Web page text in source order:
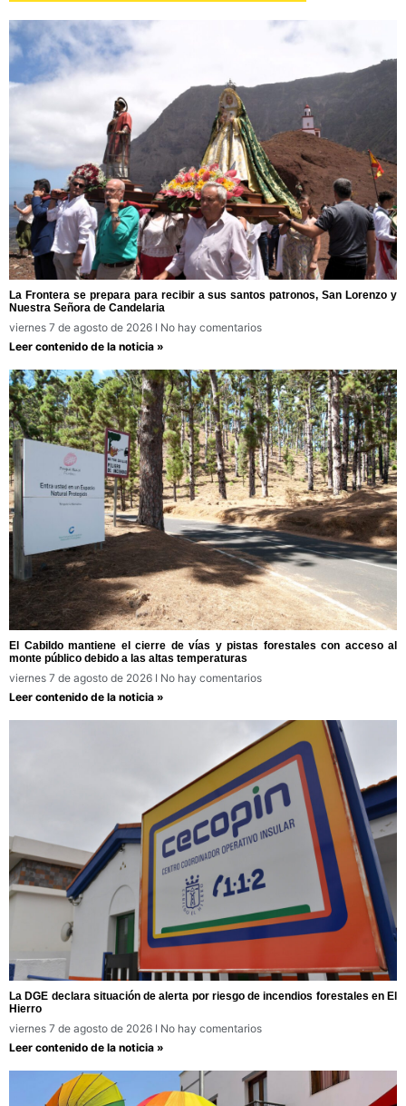
La Frontera se prepara para recibir a sus santos patronos, San Lorenzo y
Nuestra Señora de Candelaria
viernes 7 de agosto de 2026
No hay comentarios
Leer contenido de la noticia »
El Cabildo mantiene el cierre de vías y pistas forestales con acceso al
monte público debido a las altas temperaturas
viernes 7 de agosto de 2026
No hay comentarios
Leer contenido de la noticia »
La DGE declara situación de alerta por riesgo de incendios forestales en El
Hierro
viernes 7 de agosto de 2026
No hay comentarios
Leer contenido de la noticia »